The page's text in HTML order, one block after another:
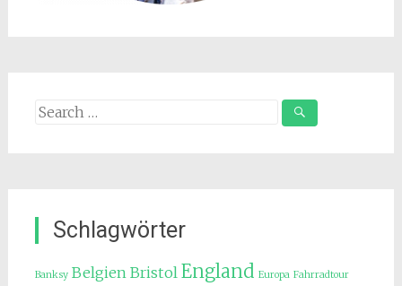
Search
Schlagwörter
Banksy Belgien Bristol England Europa Fahrradtour